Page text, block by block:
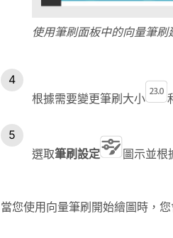
使用筆刷面板中的向量筆
根據需要變更筆刷大小
選取筆刷設定 圖示並根
當您使用向量筆刷開始繪圖時，您